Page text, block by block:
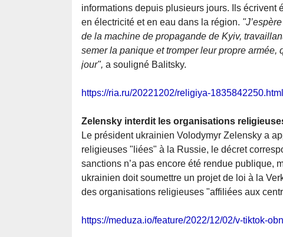
informations depuis plusieurs jours. Ils écrivent
en électricité et en eau dans la région.
de la machine de propagande de Kyiv,
semer la panique et tromper leur propre
jour", a souligné Balitsky.
https://ria.ru/20221202/religiya-1835842250.html
Zelensky interdit les organisations
Le président ukrainien Volodymyr Zelensky a
religieuses "liées" à la Russie, le décret
sanctions n’a pas encore été rendue publique,
ukrainien doit soumettre un projet de loi à la
des organisations religieuses "affiliées aux
https://meduza.io/feature/2022/12/02/v-tiktok-